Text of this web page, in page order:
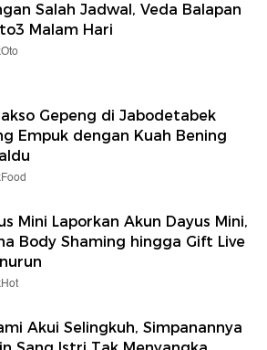
Salah Jadwal, Veda Balapan
Malam Hari
Gepeng di Jabodetabek
Empuk dengan Kuah Bening
Mini Laporkan Akun Dayus Mini,
Body Shaming hingga Gift Live
Akui Selingkuh, Simpanannya